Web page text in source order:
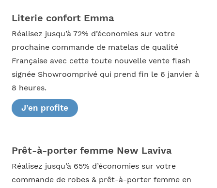
Literie confort Emma
Réalisez jusqu’à 72% d’économies sur votre
prochaine commande de matelas de qualité
Française avec cette toute nouvelle vente flash
signée Showroomprivé qui prend fin le 6 janvier à
8 heures.
J’en profite
Prêt-à-porter femme New Laviva
Réalisez jusqu’à 65% d’économies sur votre
commande de robes & prêt-à-porter femme en